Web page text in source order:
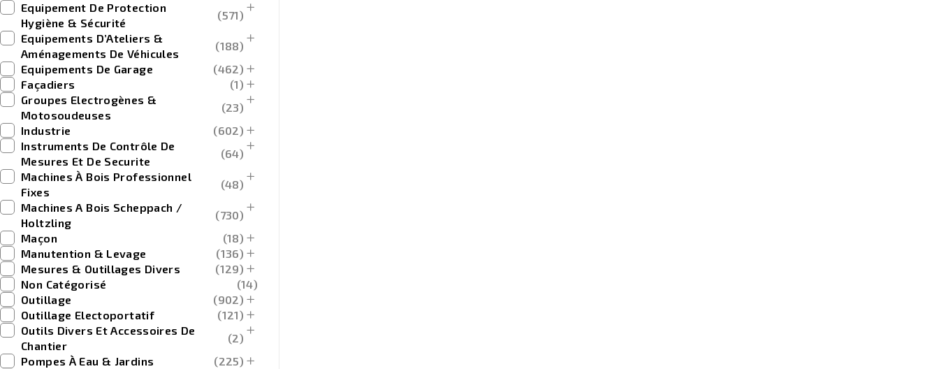
Equipement De Protection
Hygiène & Sécurité
(571)
Equipements D’Ateliers &
Aménagements De Véhicules
(188)
Equipements De Garage
(462)
Façadiers
(1)
Groupes Electrogènes &
Motosoudeuses
(23)
Industrie
(602)
Instruments De Contrôle De
Mesures Et De Securite
(64)
Machines À Bois Professionnel
Fixes
(48)
Machines A Bois Scheppach /
Holtzling
(730)
Maçon
(18)
Manutention & Levage
(136)
Mesures & Outillages Divers
(129)
Non Catégorisé
(14)
Outillage
(902)
Outillage Electoportatif
(121)
Outils Divers Et Accessoires De
Chantier
(2)
Pompes À Eau & Jardins
(225)